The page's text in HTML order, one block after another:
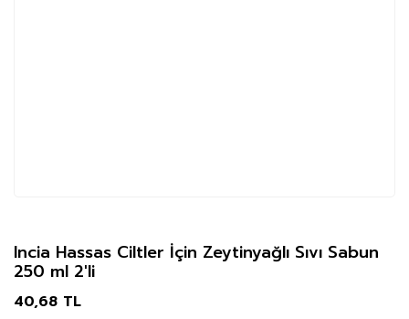
Incia Hassas Ciltler İçin Zeytinyağlı Sıvı Sabun
250 ml 2'li
40,68 TL